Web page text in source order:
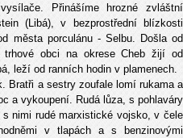
Přinášíme hroz­né zvláštní
(Libá), v bezprostřed­ní blízkosti
města porculánu - Selbu. Došla od
obci na okrese Cheb žijí od
leží od ranních hodin v plamenech.
Bratři a sestry zoufale lomí rukama a
a vykoupení. Rudá lůza, s pohlaváry
nimi rudé marxistické vojsko, v čele
v tlapách a s benzinovými